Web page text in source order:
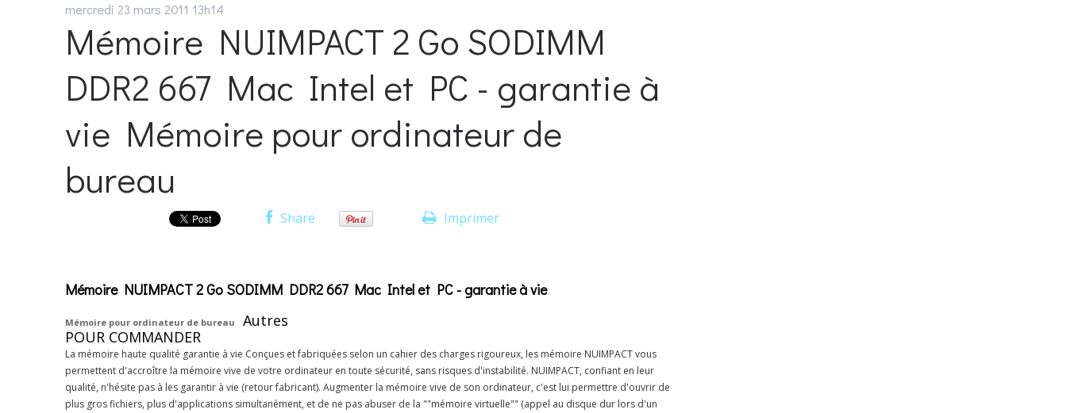
mercredi 23 mars 2011 13h14
Mémoire NUIMPACT 2 Go SODIMM
DDR2 667 Mac Intel et PC - garantie à
vie Mémoire pour ordinateur de
bureau
Share Imprimer
Mémoire NUIMPACT 2 Go SODIMM DDR2 667 Mac Intel et PC - garantie à vie
Mémoire pour ordinateur de bureau
Autres
POUR COMMANDER
La mémoire haute qualité garantie à vie Conçues et fabriquées selon un cahier des charges rigoureux, les mémoire NUIMPACT vous
permettent d'accroître la mémoire vive de votre ordinateur en toute sécurité, sans risques d'instabilité. NUIMPACT, confiant en leur
qualité, n'hésite pas à les garantir à vie (retour fabricant). Augmenter la mémoire vive de son ordinateur, c'est lui permettre d'ouvrir de
plus gros fichiers, plus d'applications simultanément, et de ne pas abuser de la ""mémoire virtuelle"" (appel au disque dur lors d'un